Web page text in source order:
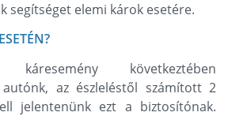
segítséget elemi károk esetére.
következtében
az észleléstől számított 2
jelentenünk ezt a biztosítónak.